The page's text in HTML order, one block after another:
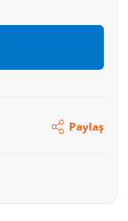
Paylaş